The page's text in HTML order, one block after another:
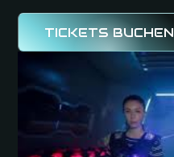
TICKETS BUCHEN